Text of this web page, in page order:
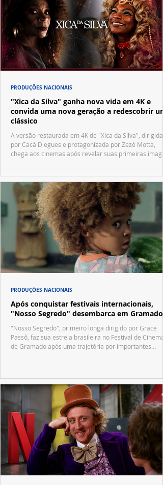
"Xica da Silva" ganha nova vida em 4K e
convida uma nova geração a redescobrir um
clássico
A versão restaurada em 4K de "Xica da Silva", dirigida
por Cacá Diegues e protagonizada por Zezé Motta,
chega aos cinemas após revelar suas primeiras
PRODUÇÕES NACIONAIS
Após conquistar festivais internacionais,
"Nosso Segredo" desembarca em Gramado
"Nosso Segredo", primeiro longa dirigido por Grace
Passô, faz sua estreia brasileira no Festival de Cinema
de Gramado após uma trajetória por importantes
PRODUÇÕES NACIONAIS